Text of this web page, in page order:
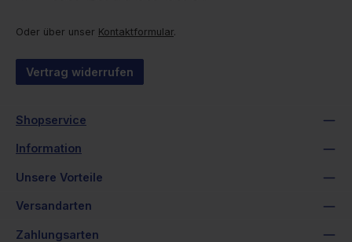
Oder über unser Kontaktformular.
Vertrag widerrufen
Shopservice
Information
Unsere Vorteile
Versandarten
Zahlungsarten